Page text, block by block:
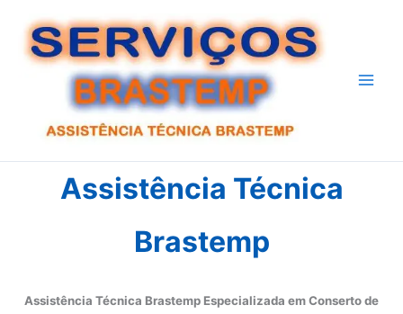
para
Assistência Técnica
Brastemp
Assistência Técnica Brastemp Especializada em Conserto de